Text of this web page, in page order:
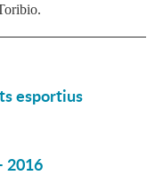
esportius
2016